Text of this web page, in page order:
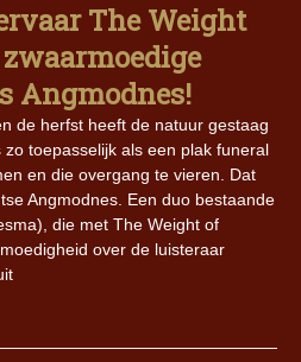
The Weight
Angmodnes!
de herfst heeft de natuur gestaag
toepasselijk als een plak funeral
en die overgang te vieren. Dat
Angmodnes. Een duo bestaande
die met The Weight of
over de luisteraar